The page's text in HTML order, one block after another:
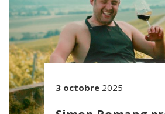
3 octobre 2025